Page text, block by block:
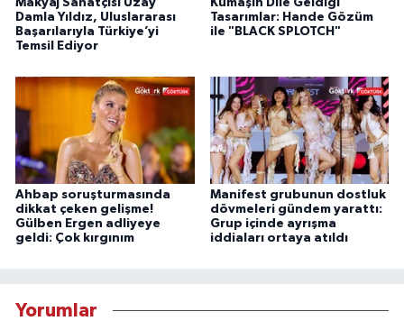
Makyaj Sanatçısı Uzay
Damla Yıldız, Uluslararası
Başarılarıyla Türkiye’yi
Temsil Ediyor
Kumaşın Dile Geldiği
Tasarımlar: Hande Gözüm
ile "BLACK SPLOTCH"
Ahbap soruşturmasında
dikkat çeken gelişme!
Gülben Ergen adliyeye
geldi: Çok kırgınım
Manifest grubunun dostluk
dövmeleri gündem yarattı:
Grup içinde ayrışma
iddiaları ortaya atıldı
Yorumlar